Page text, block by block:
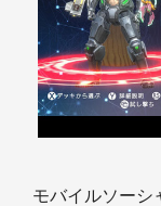
モバイルソーシ